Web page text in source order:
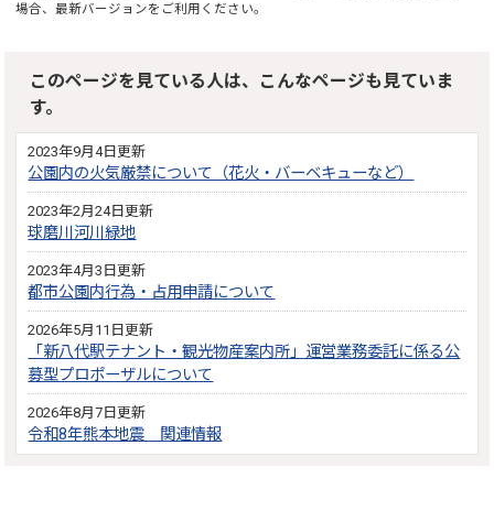
場合、最新バージョンをご利用ください。
このページを見ている人は、こんなページも見ていま
す。
2023年9月4日更新
公園内の火気厳禁について（花火・バーベキューなど）
2023年2月24日更新
球磨川河川緑地
2023年4月3日更新
都市公園内行為・占用申請について
2026年5月11日更新
「新八代駅テナント・観光物産案内所」運営業務委託に係る公
募型プロポーザルについて
2026年8月7日更新
令和8年熊本地震 関連情報